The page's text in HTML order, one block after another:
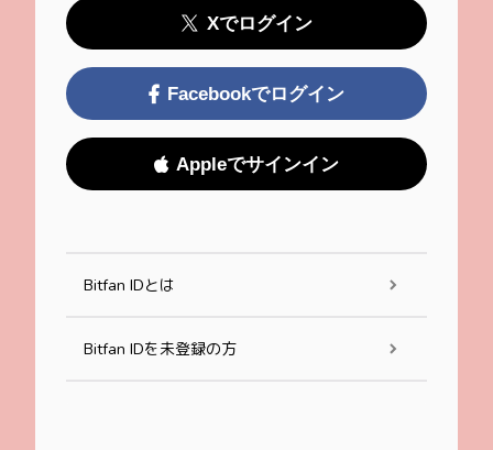
Xでログイン
Facebookでログイン
Appleでサインイン
Bitfan IDとは
Bitfan IDを未登録の方